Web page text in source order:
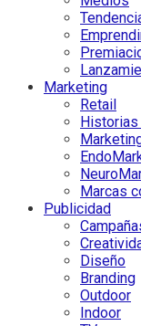
Marketing
Retail
Historias
Marcas
Publicidad
Diseño
Branding
Outdoor
Indoor